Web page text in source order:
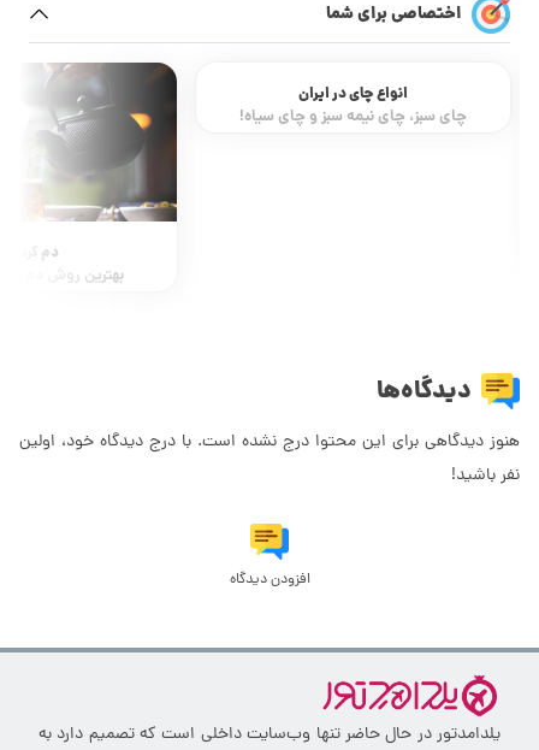
اختصاصی برای شما
انواع چای در ایران
چای سبز، چای نیمه سبز و چای سیاه!
دم کردن
بهترین روش دم
دیدگاه‌ها
هنوز دیدگاهی برای این محتوا درج نشده است. با درج دیدگاه خود، اولین
نفر باشید!
افزودن دیدگاه
یلدامدتور در حال حاضر تنها وب‌سایت داخلی است که تصمیم دارد به